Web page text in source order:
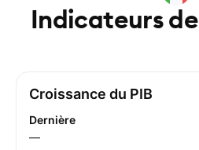
Indicateurs de
Croissance du PIB
Dernière
—